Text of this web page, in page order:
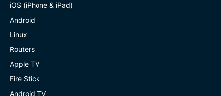
iOS (iPhone & iPad)
Android
Linux
Routers
Apple TV
Fire Stick
Android TV